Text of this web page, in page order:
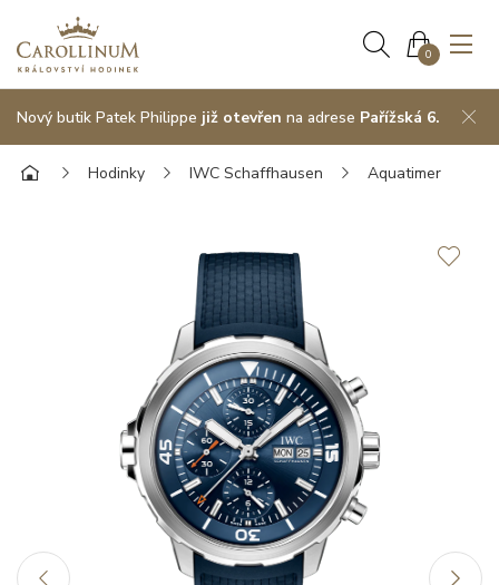
0
Nový butik Patek Philippe již otevřen na adrese Pařížská 6.
Hodinky IWC Schaffhausen Aquatimer